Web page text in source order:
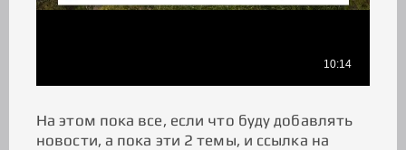
На этом пока все, если что буду добавлять
новости, а пока эти 2 темы, и ссылка на